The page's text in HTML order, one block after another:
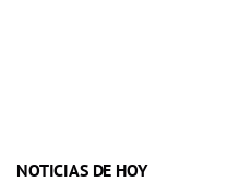
NOTICIAS DE HOY